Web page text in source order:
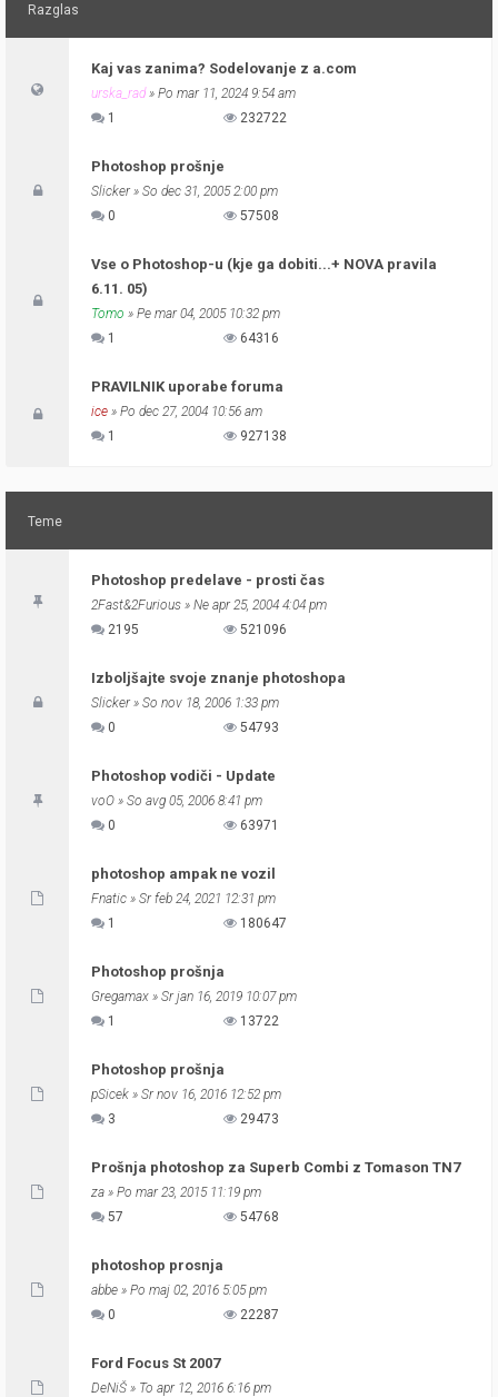
Razglas
Kaj vas zanima? Sodelovanje z a.com
urska_rad» Po mar 11, 2024 9:54 am
1
232722
Photoshop prošnje
Slicker» So dec 31, 2005 2:00 pm
0
57508
Vse o Photoshop-u (kje ga dobiti...+ NOVA pravila
6.11. 05)
Tomo » Pe mar 04, 2005 10:32 pm
1
64316
PRAVILNIK uporabe foruma
ice » Po dec 27, 2004 10:56 am
1
927138
Teme
Photoshop predelave - prosti čas
2Fast&2Furious » Ne apr 25, 2004 4:04 pm
2195
521096
Izboljšajte svoje znanje photoshopa
Slicker» So nov 18, 2006 1:33 pm
0
54793
Photoshop vodiči - Update
voO » So avg 05, 2006 8:41 pm
0
63971
photoshop ampak ne vozil
Fnatic » Sr feb 24, 2021 12:31 pm
1
180647
Photoshop prošnja
Gregamax » Sr jan 16, 2019 10:07 pm
1
13722
Photoshop prošnja
pSicek » Sr nov 16, 2016 12:52 pm
3
29473
Prošnja photoshop za Superb Combi z Tomason TN7
za » Po mar 23, 2015 11:19 pm
57
54768
photoshop prosnja
abbe » Po maj 02, 2016 5:05 pm
0
22287
Ford Focus St 2007
DeNiŠ » To apr 12, 2016 6:16 pm